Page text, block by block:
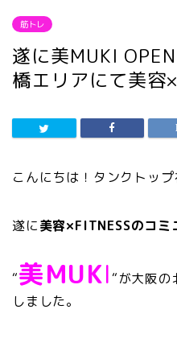
筋トレ
遂に美MUKI
橋エリアにて美容
こんにちは！タンクトップ
遂に美容×FITNESSのコミ
“美MUKI“が大阪の
しました。